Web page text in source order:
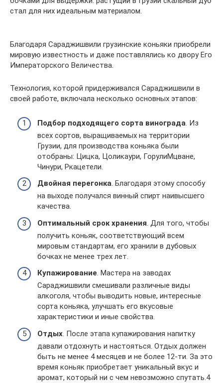
стал для них идеальным материалом.
Благодаря Сараджишвили грузинские коньяки приобрели
мировую известность и даже поставлялись ко двору Его
Императорского Величества.
Технология, которой придерживался Сараджишвили в
своей работе, включала несколько основных этапов:
Подбор подходящего сорта винограда . Из
всех сортов, выращиваемых на территории
Грузии, для производства коньяка были
отобраны: Цицка, Цоликаури, ГорулиМцване,
Чинури, Ркацетели.
Двойная перегонка. Благодаря этому способу
на выходе получался винный спирт наивысшего
качества.
Оптимальный срок хранения . Для того, чтобы
получить коньяк, соответствующий всем
мировым стандартам, его хранили в дубовых
бочках не менее трех лет.
Купажирование. Мастера на заводах
Сараджишвили смешивали различные виды
алкоголя, чтобы выводить новые, интересные
сорта коньяка, улучшать его вкусовые
характеристики и иные свойства.
Отдых . После этапа купажирования напитку
давали отдохнуть и настояться. Отдых должен
быть не менее 4 месяцев и не более 12-ти. За это
время коньяк приобретает уникальный вкус и
аромат, который ни с чем невозможно спутать.4